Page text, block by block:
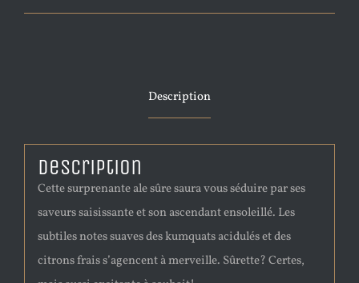
Description
Description
Cette surprenante ale sûre saura vous séduire par ses
saveurs saisissante et son ascendant ensoleillé. Les
subtiles notes suaves des kumquats acidulés et des
citrons frais s’agencent à merveille. Sûrette? Certes,